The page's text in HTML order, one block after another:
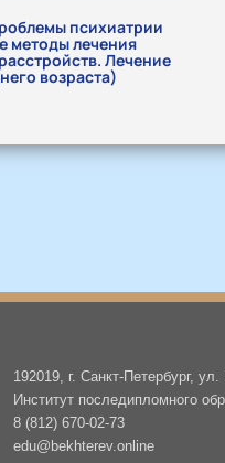
психиатрии
методы лечения
Лечение
возраста)
192019, г. Санкт-Петербург,
Институт последипломного
8 (812) 670-02-73
edu@bekhterev.online